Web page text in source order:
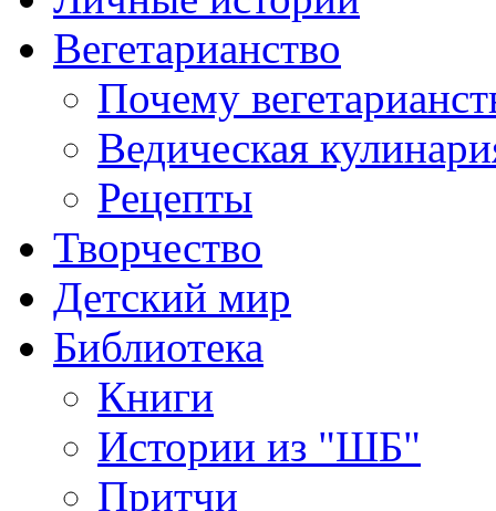
Вегетарианство
Почему
Ведическая
Рецепты
Творчество
Детский мир
Библиотека
Книги
Истории из "ШБ"
Притчи